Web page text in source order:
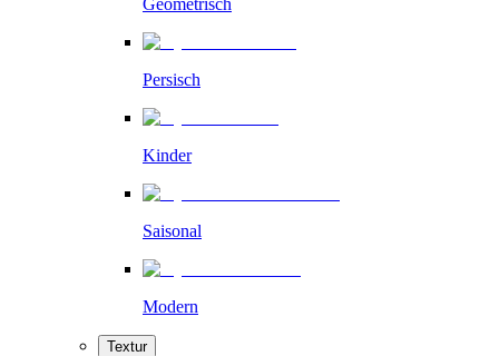
Geometrisch
Persisch
Kinder
Saisonal
Modern
Textur